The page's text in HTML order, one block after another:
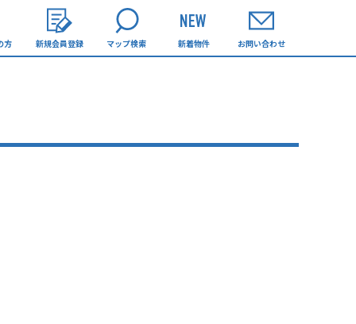
方 新規会員登録 マップ検索 新着物件 お問い合わせ